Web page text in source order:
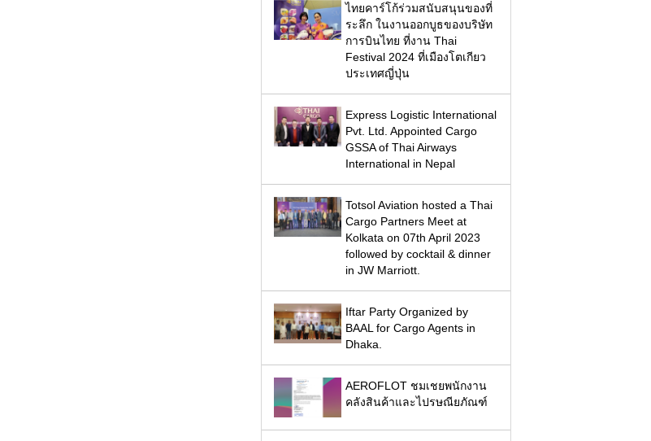
ไทยคาร์โก้ร่วมสนับสนุนของที่
ระลึก ในงานออกบูธของบริษัท
การบินไทย ที่งาน Thai
Festival 2024 ที่เมืองโตเกียว
ประเทศญี่ปุ่น
Express Logistic International
Pvt. Ltd. Appointed Cargo
GSSA of Thai Airways
International in Nepal
Totsol Aviation hosted a Thai
Cargo Partners Meet at
Kolkata on 07th April 2023
followed by cocktail & dinner
in JW Marriott.
Iftar Party Organized by
BAAL for Cargo Agents in
Dhaka.
AEROFLOT ชมเชยพนักงาน
คลังสินค้าและไปรษณียภัณฑ์